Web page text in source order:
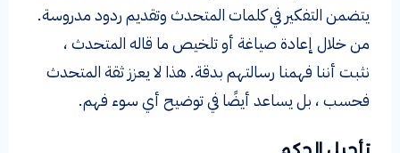
يتضمن التفكير في كلمات المتحدث وتقديم ردود مدروسة.
من خلال إعادة صياغة أو تلخيص ما قاله المتحدث ،
نثبت أننا فهمنا رسالتهم بدقة. هذا لا يعزز ثقة المتحدث
فحسب ، بل يساعد أيضًا في توضيح أي سوء فهم.